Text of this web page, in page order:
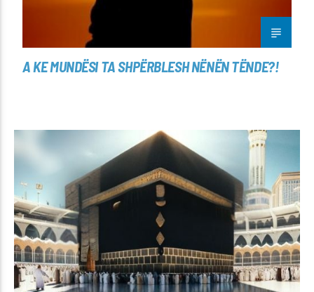
A KE MUNDËSI TA SHPËRBLESH NËNËN TËNDE?!